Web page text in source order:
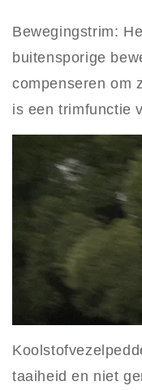
Bewegingstrim:
buitensporige
compenseren om
is een trimfunctie
taaiheid en niet